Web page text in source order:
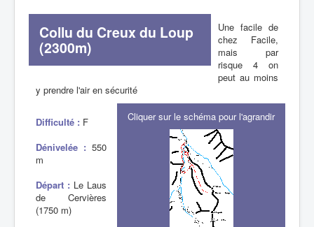
RANDONNÉE SPORTIVE
Collu du Creux du Loup
(2300m)
Une facile de
chez Facile,
mais par
risque 4 on
peut au moins
y prendre l'air en sécurité
Cliquer sur le schéma pour l'agrandir
Difficulté : F
Dénivelée : 550
m
Départ : Le Laus
de Cervières
(1750 m)